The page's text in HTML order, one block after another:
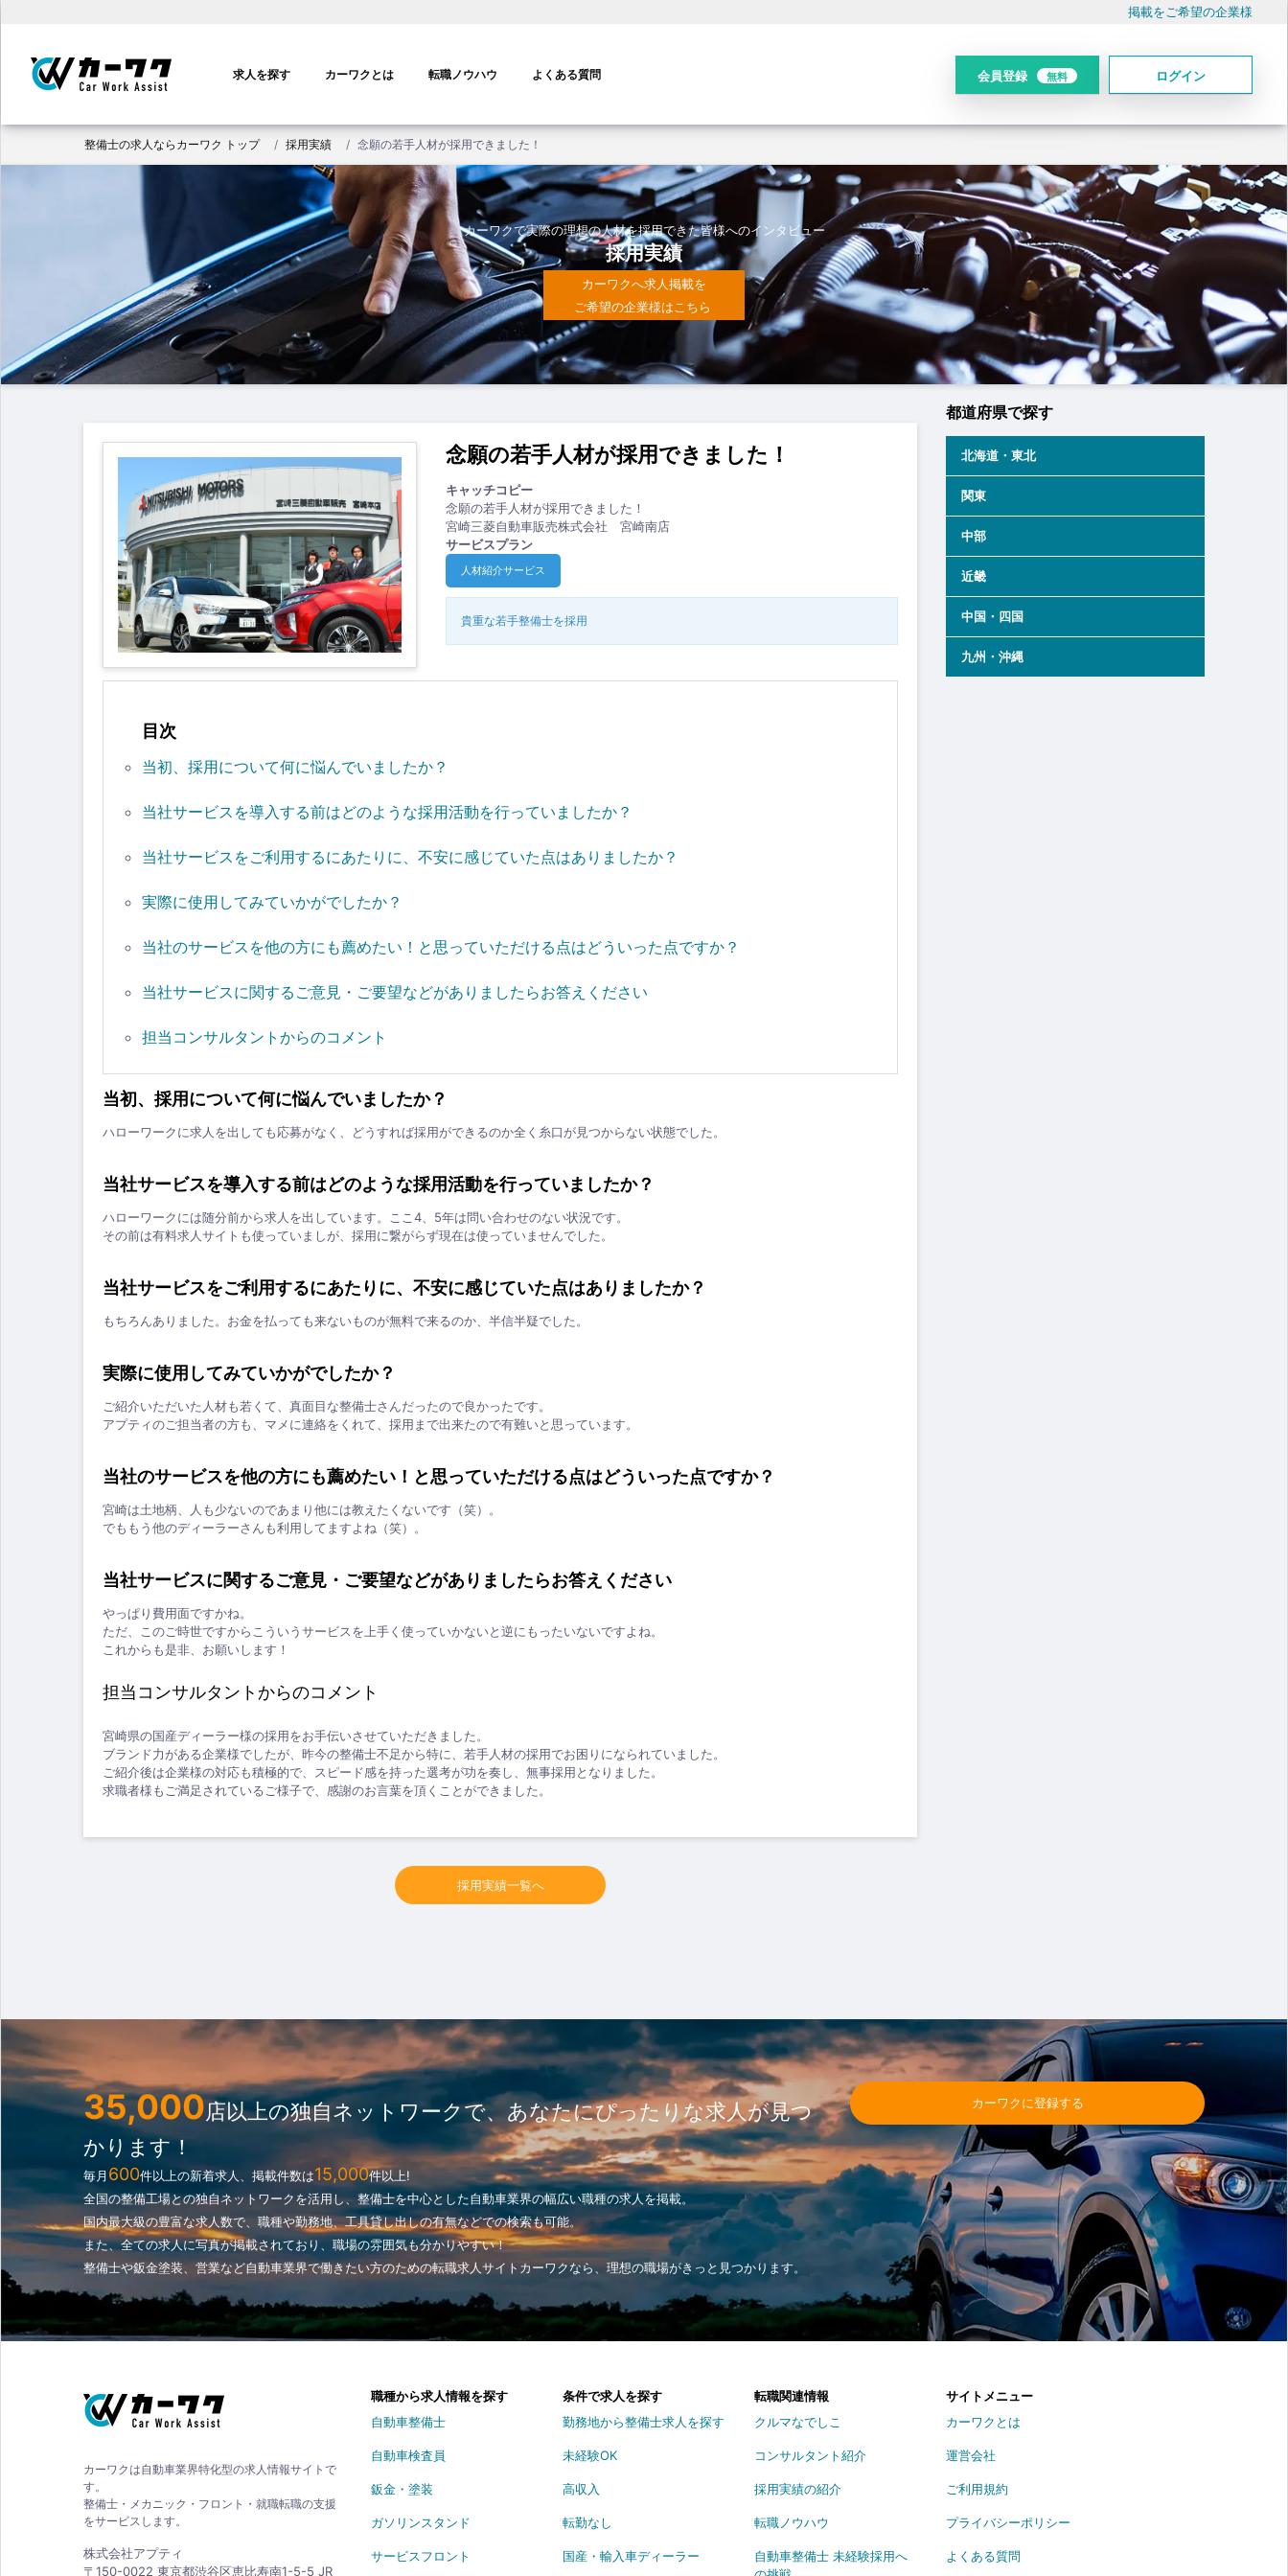
掲載をご希望の企業様
ン
ビ
ゲ
ン
求人を探す カーワクとは 転職ノウハウ よくある質問 会員登録 無料 ログイン
整備士の求人ならカーワク トップ 採用実績 念願の若手人材が採用できました！
カーワクで実際の理想の人材を採用できた皆様へのインタビュー
採用実績
カーワクへ求人掲載を
ご希望の企業様はこちら
念願の若手人材が採用できました！
キャッチコピー
念願の若手人材が採用できました！
宮崎三菱自動車販売株式会社 宮崎南店
サービスプラン
人材紹介サービス
貴重な若手整備士を採用
目次
当初、採用について何に悩んでいましたか？
当社サービスを導入する前はどのような採用活動を行っていましたか？
当社サービスをご利用するにあたりに、不安に感じていた点はありましたか？
実際に使用してみていかがでしたか？
当社のサービスを他の方にも薦めたい！と思っていただける点はどういった点ですか？
当社サービスに関するご意見・ご要望などがありましたらお答えください
担当コンサルタントからのコメント
当初、採用について何に悩んでいましたか？
ハローワークに求人を出しても応募がなく、どうすれば採用ができるのか全く糸口が見つからない状態でした。
当社サービスを導入する前はどのような採用活動を行っていましたか？
ハローワークには随分前から求人を出しています。ここ4、5年は問い合わせのない状況です。
その前は有料求人サイトも使っていましが、採用に繋がらず現在は使っていませんでした。
当社サービスをご利用するにあたりに、不安に感じていた点はありましたか？
もちろんありました。お金を払っても来ないものが無料で来るのか、半信半疑でした。
実際に使用してみていかがでしたか？
ご紹介いただいた人材も若くて、真面目な整備士さんだったので良かったです。
アプティのご担当者の方も、マメに連絡をくれて、採用まで出来たので有難いと思っています。
当社のサービスを他の方にも薦めたい！と思っていただける点はどういった点ですか？
宮崎は土地柄、人も少ないのであまり他には教えたくないです（笑）。
でももう他のディーラーさんも利用してますよね（笑）。
当社サービスに関するご意見・ご要望などがありましたらお答えください
やっぱり費用面ですかね。
ただ、このご時世ですからこういうサービスを上手く使っていかないと逆にもったいないですよね。
これからも是非、お願いします！
担当コンサルタントからのコメント
宮崎県の国産ディーラー様の採用をお手伝いさせていただきました。
ブランド力がある企業様でしたが、昨今の整備士不足から特に、若手人材の採用でお困りになられていました。
ご紹介後は企業様の対応も積極的で、スピード感を持った選考が功を奏し、無事採用となりました。
求職者様もご満足されているご様子で、感謝のお言葉を頂くことができました。
採用実績一覧へ
都道府県で探す
北海道・東北
関東
中部
近畿
中国・四国
九州・沖縄
35,000店以上の独自ネットワークで、あなたにぴったりな求人が見つ
かります！
毎月600件以上の新着求人、掲載件数は15,000件以上!
全国の整備工場との独自ネットワークを活用し、整備士を中心とした自動車業界の幅広い職種の求人を掲載。
国内最大級の豊富な求人数で、職種や勤務地、工具貸し出しの有無などでの検索も可能。
また、全ての求人に写真が掲載されており、職場の雰囲気も分かりやすい！
整備士や鈑金塗装、営業など自動車業界で働きたい方のための転職求人サイトカーワクなら、理想の職場がきっと見つかります。
カーワクに登録する
カーワクは自動車業界特化型の求人情報サイトで
す。
整備士・メカニック・フロント・就職転職の支援
をサービスします。
株式会社アプティ
〒150-0022 東京都渋谷区恵比寿南1-5-5 JR
職種から求人情報を探す
自動車整備士
自動車検査員
鈑金・塗装
ガソリンスタンド
サービスフロント
条件で求人を探す
勤務地から整備士求人を探す
未経験OK
高収入
転勤なし
国産・輸入車ディーラー
転職関連情報
クルマなでしこ
コンサルタント紹介
採用実績の紹介
転職ノウハウ
自動車整備士 未経験採用へ
サイトメニュー
カーワクとは
運営会社
ご利用規約
プライバシーポリシー
よくある質問